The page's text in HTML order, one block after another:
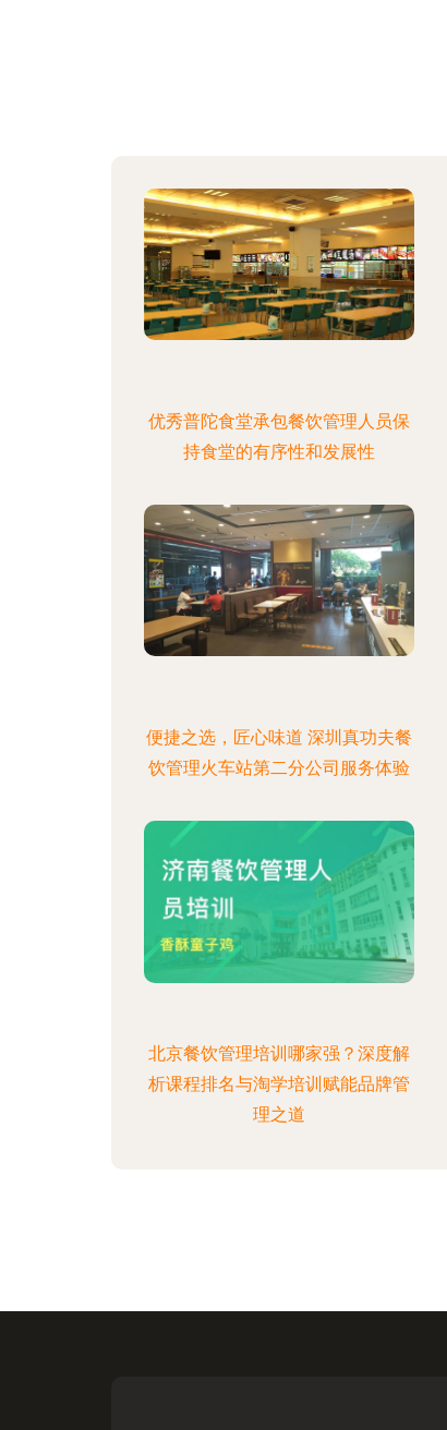
优秀普陀食堂承包餐饮管理人员保
持食堂的有序性和发展性
便捷之选，匠心味道 深圳真功夫餐
饮管理火车站第二分公司服务体验
北京餐饮管理培训哪家强？深度解
析课程排名与淘学培训赋能品牌管
理之道